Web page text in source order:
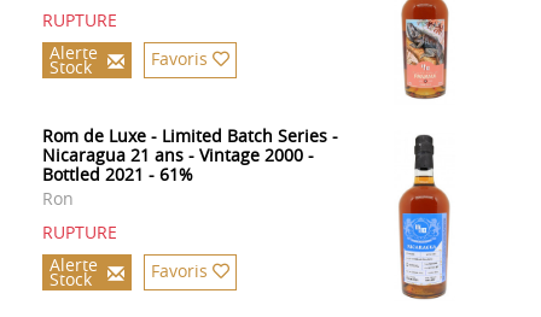
RUPTURE
Alerte
Stock Favoris
Rom de Luxe - Limited Batch Series -
Nicaragua 21 ans - Vintage 2000 -
Bottled 2021 - 61%
Ron
RUPTURE
Alerte
Stock Favoris